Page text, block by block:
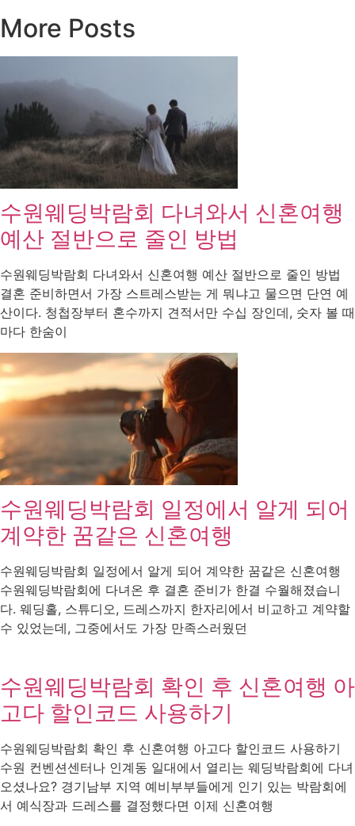
More Posts
수원웨딩박람회 다녀와서 신혼여행
예산 절반으로 줄인 방법
수원웨딩박람회 다녀와서 신혼여행 예산 절반으로 줄인 방법
결혼 준비하면서 가장 스트레스받는 게 뭐냐고 물으면 단연 예
산이다. 청첩장부터 혼수까지 견적서만 수십 장인데, 숫자 볼 때
마다 한숨이
수원웨딩박람회 일정에서 알게 되어
계약한 꿈같은 신혼여행
수원웨딩박람회 일정에서 알게 되어 계약한 꿈같은 신혼여행
수원웨딩박람회에 다녀온 후 결혼 준비가 한결 수월해졌습니
다. 웨딩홀, 스튜디오, 드레스까지 한자리에서 비교하고 계약할
수 있었는데, 그중에서도 가장 만족스러웠던
수원웨딩박람회 확인 후 신혼여행 아
고다 할인코드 사용하기
수원웨딩박람회 확인 후 신혼여행 아고다 할인코드 사용하기
수원 컨벤션센터나 인계동 일대에서 열리는 웨딩박람회에 다녀
오셨나요? 경기남부 지역 예비부부들에게 인기 있는 박람회에
서 예식장과 드레스를 결정했다면 이제 신혼여행